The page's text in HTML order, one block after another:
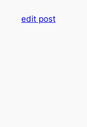
edit post